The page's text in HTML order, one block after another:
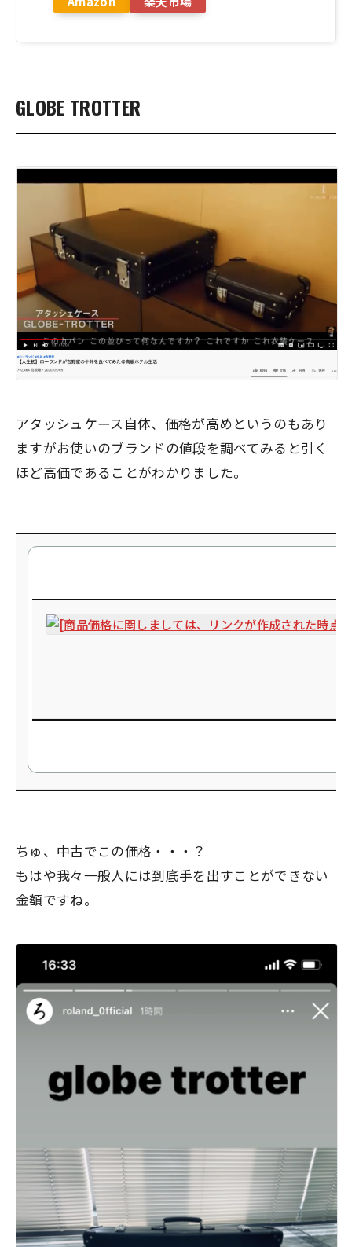
GLOBE TROTTER
アタッシュケース自体、価格が高めというのもあり
ますがお使いのブランドの値段を調べてみると引く
ほど高価であることがわかりました。
ちゅ、中古でこの価格・・・？
もはや我々一般人には到底手を出すことができない
金額ですね。